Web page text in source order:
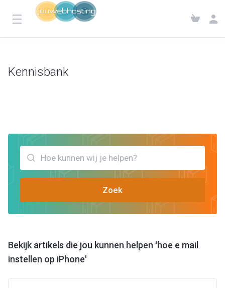
Kennisbank
Zoek
Bekijk artikels die jou kunnen helpen 'hoe e mail
instellen op iPhone'